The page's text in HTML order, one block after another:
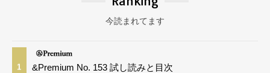
今読まれてます
1 &Premium No. 153 試し読みと目次